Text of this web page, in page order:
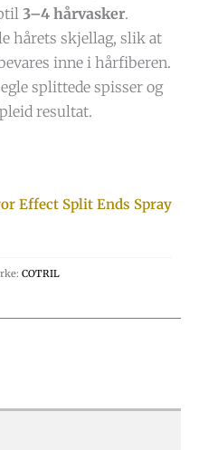
3–4 hårvasker.
hårets skjellag, slik at
inne i hårfiberen.
splittede spisser og
resultat.
Effect Split Ends Spray
COTRIL